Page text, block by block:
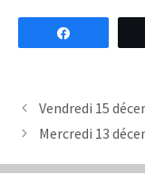
Vendredi 15
Mercredi 13